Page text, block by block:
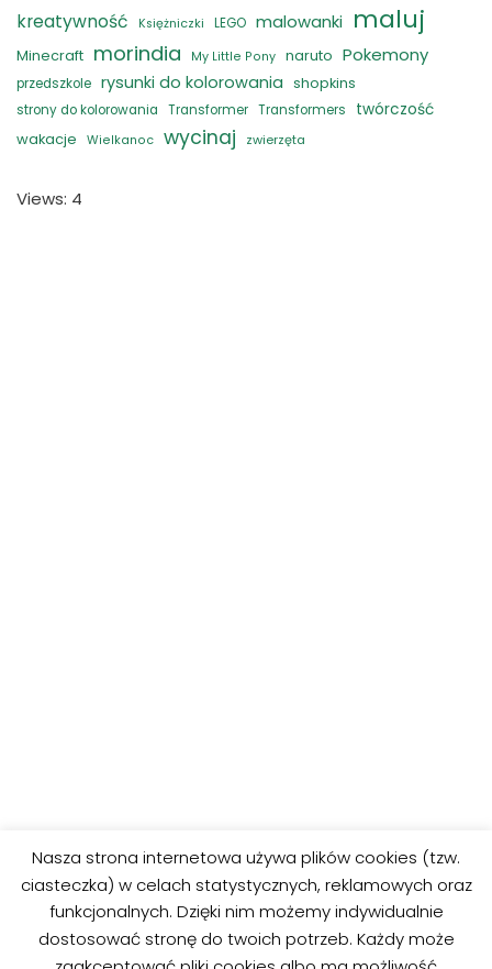
kreatywność Księżniczki LEGO malowanki maluj
Minecraft morindia My Little Pony naruto Pokemony
przedszkole rysunki do kolorowania shopkins
strony do kolorowania Transformer Transformers
twórczość
wakacje
Wielkanoc wycinaj zwierzęta
Views: 4
Kolorowanki ze
zwierzętami 17
Kolorowanki ze
zwierzętami 19
Nasza strona internetowa używa plików cookies (tzw.
ciasteczka) w celach statystycznych, reklamowych oraz
funkcjonalnych. Dzięki nim możemy indywidualnie
dostosować stronę do twoich potrzeb. Każdy może